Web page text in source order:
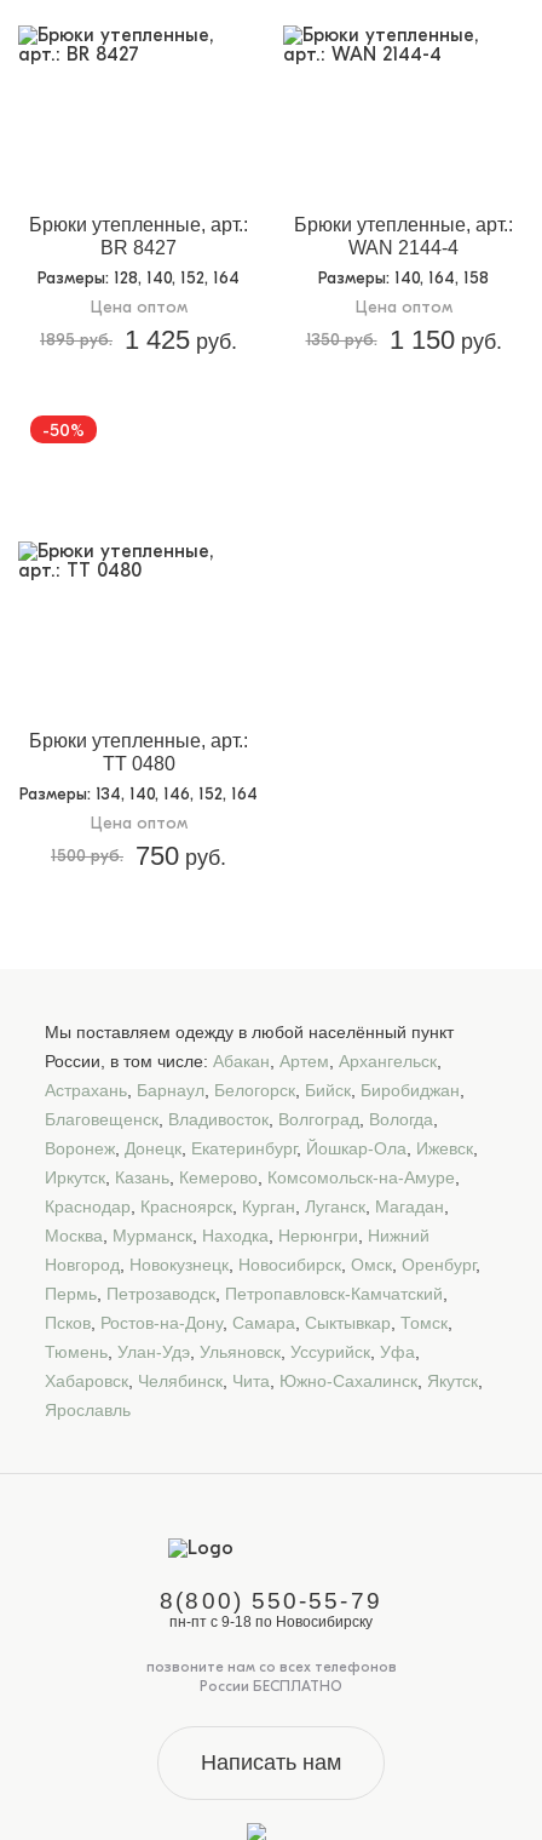
Брюки утепленные, арт.:
BR 8427
Размеры: 128, 140, 152, 164
Цена оптом
1895 руб.
1 425 руб.
Брюки утепленные, арт.:
WAN 2144-4
Размеры: 140, 164, 158
Цена оптом
1350 руб.
1 150руб.
-50%
Брюки утепленные, арт.:
TT 0480
Размеры: 134, 140, 146, 152, 164
Цена оптом
1500 руб.
750 руб.
Мы поставляем одежду в любой населённый пункт
России, в том числе: Абакан Артем Архангельск
Астрахань Барнаул Белогорск Бийск Биробиджан
Благовещенск Владивосток Волгоград Вологда
Воронеж Донецк Екатеринбург, Йошкар-Ола Ижевск
Иркутск Казань Кемерово Комсомольск-на-Амуре
Краснодар
Красноярск Курган Луганск Магадан
Москва
Мурманск Находка Нерюнгри
Нижний
Новгород
Новокузнецк Новосибирск Омск Оренбург,
Пермь Петрозаводск Петропавловск-Камчатский
Псков Ростов-на-Дону, Самара Сыктывкар Томск
Тюмень Улан-Удэ Ульяновск Уссурийск Уфа
Хабаровск Челябинск Чита Южно-Сахалинск Якутск
Ярославль
8(800) 550-55-79
пн-пт с 9-18 по Новосибирску
позвоните нам со всех телефонов
России БЕСПЛАТНО
Написать нам